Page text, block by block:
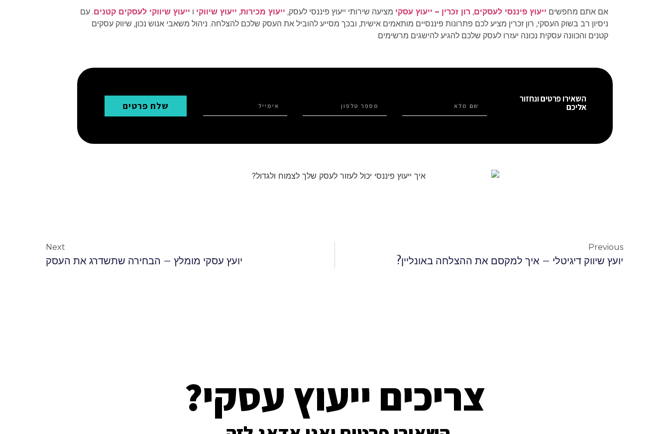
אם אתם מחפשים ייעוץ פיננסי לעסקים, רון זכרין – ייעוץ עסקי מציעה שירותי ייעוץ פיננסי לעסק, ייעוץ מכירות, ייעוץ שיווקי ו ייעוץ שיווקי לעסקים קטנים. עם
ניסיון רב בשוק העסקי, רון זכרין מציע לכם פתרונות פיננסיים מותאמים אישית, ובכך מסייע להוביל את העסק שלכם להצלחה. ניהול משאבי אנוש נכון, שיווק עסקים
קטנים והכוונה עסקית נכונה יעזרו לעסק שלכם להגיע להישגים מרשימים
השאירו פרטים ונחזור
אליכם שלח פרטים
Previous
יועץ שיווק דיגיטלי – איך למקסם את ההצלחה באונליין?
Next
יועץ עסקי מומלץ – הבחירה שתשדרג את העסק
צריכים ייעוץ עסקי?